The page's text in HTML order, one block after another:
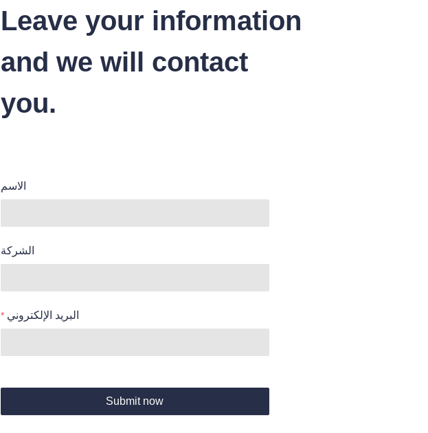
Leave your information
and we will contact
you.
الاسم
الشركة
البريد الإلكتروني
Submit now